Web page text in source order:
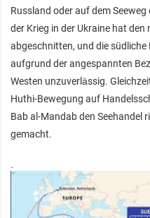
Russland oder auf dem
der Krieg in der Ukraine hat
abgeschnitten, und die südliche
aufgrund der angespannten
Westen unzuverlässig.
Huthi-Bewegung auf
Bab al-Mandab den Seehandel
gemacht.